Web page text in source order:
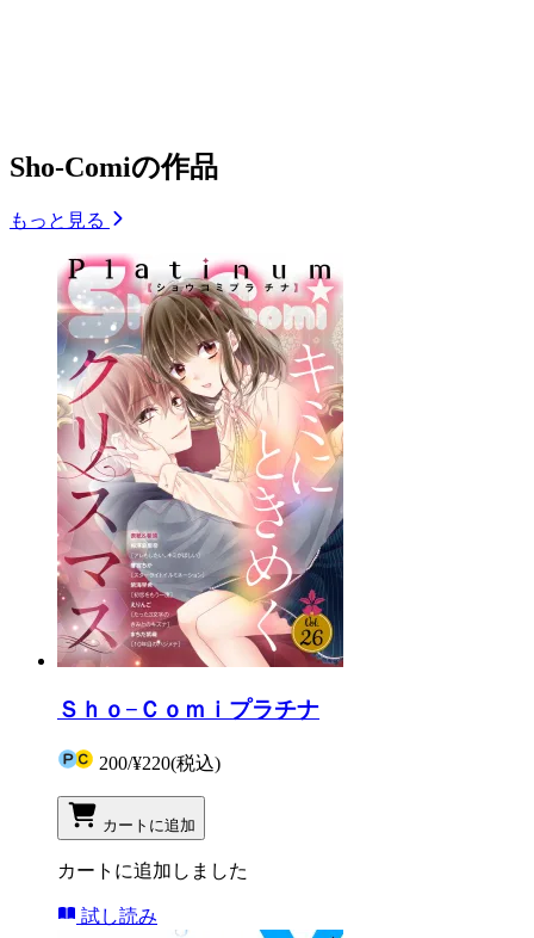
Sho-Comiの作品
もっと見る
Ｓｈｏ−Ｃｏｍｉプラチナ
200/¥220(税込)
カートに追加
カートに追加しました
試し読み